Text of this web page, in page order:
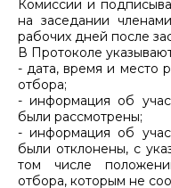
Комиссии и
на заседании
рабочих дней после
В Протоколе
- дата, время и место
отбора;
- информация об
были рассмотрены;
- информация об
были отклонены, с
том числе
отбора, которым не